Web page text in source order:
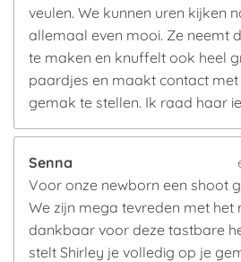
veulen. We kunnen uren kijken
allemaal even mooi. Ze neemt
te maken en knuffelt ook heel
paardjes en maakt contact met
gemak te stellen. Ik raad haar
Senna
Voor onze newborn een shoot
We zijn mega tevreden met het
dankbaar voor deze tastbare
stelt Shirley je volledig op je